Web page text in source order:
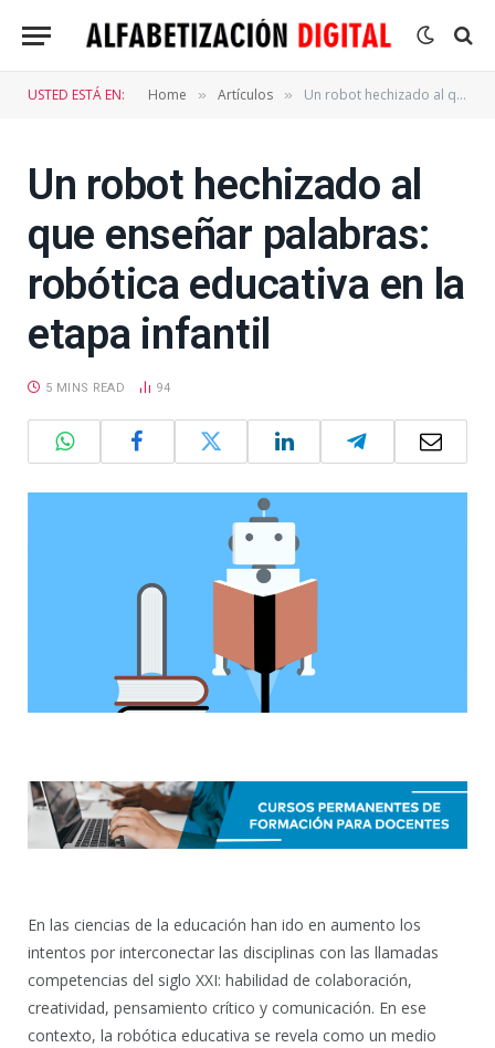
USTED ESTÁ EN: Home » Artículos » Un robot hechizado al que enseñar palabras: robótica educativa en la etapa infantil
Un robot hechizado al
que enseñar palabras:
robótica educativa en la
etapa infantil
5 MINS READ 94
En las ciencias de la educación han ido en aumento los
intentos por interconectar las disciplinas con las llamadas
competencias del siglo XXI: habilidad de colaboración,
creatividad, pensamiento crítico y comunicación. En ese
contexto, la robótica educativa se revela como un medio